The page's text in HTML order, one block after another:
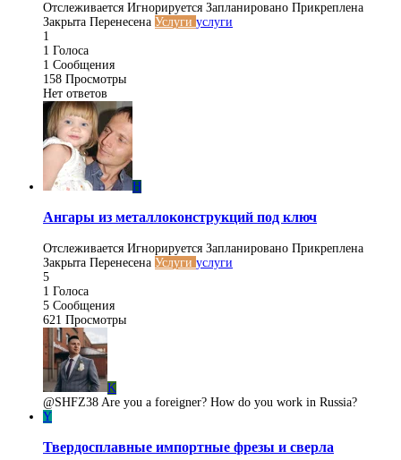
Отслеживается Игнорируется Запланировано Прикреплена
Закрыта Перенесена Услуги услуги
1
1 Голоса
1 Сообщения
158 Просмотры
Нет ответов
Н
Ангары из металлоконструкций под ключ
Отслеживается Игнорируется Запланировано Прикреплена
Закрыта Перенесена Услуги услуги
5
1 Голоса
5 Сообщения
621 Просмотры
K
@SHFZ38 Are you a foreigner? How do you work in Russia?
Y
Твердосплавные импортные фрезы и сверла